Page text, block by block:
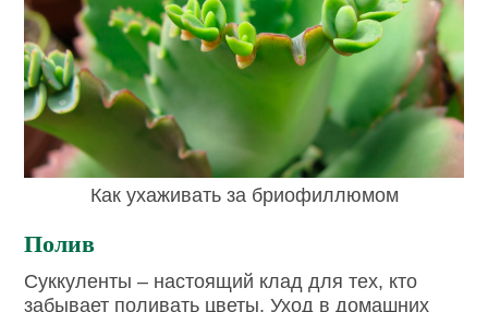
Как ухаживать за бриофиллюмом
Полив
Суккуленты – настоящий клад для тех, кто
забывает поливать цветы. Уход в домашних